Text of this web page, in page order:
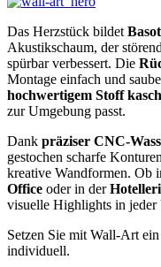
Das Herzstück bildet
Akustikschaum, der
spürbar verbessert. Die
Montage einfach und
hochwertigem Stoff
zur Umgebung passt.
Dank präziser CNC-
gestochen scharfe
kreative Wandformen. Ob
Office oder in der
visuelle Highlights in jeder
Setzen Sie mit Wall-Art
individuell.